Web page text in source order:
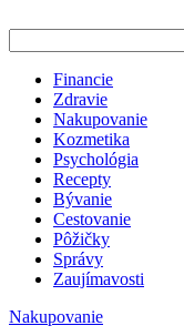
Financie
Zdravie
Nakupovanie
Kozmetika
Psychológia
Recepty
Bývanie
Cestovanie
Pôžičky
Správy
Zaujímavosti
Nakupovanie